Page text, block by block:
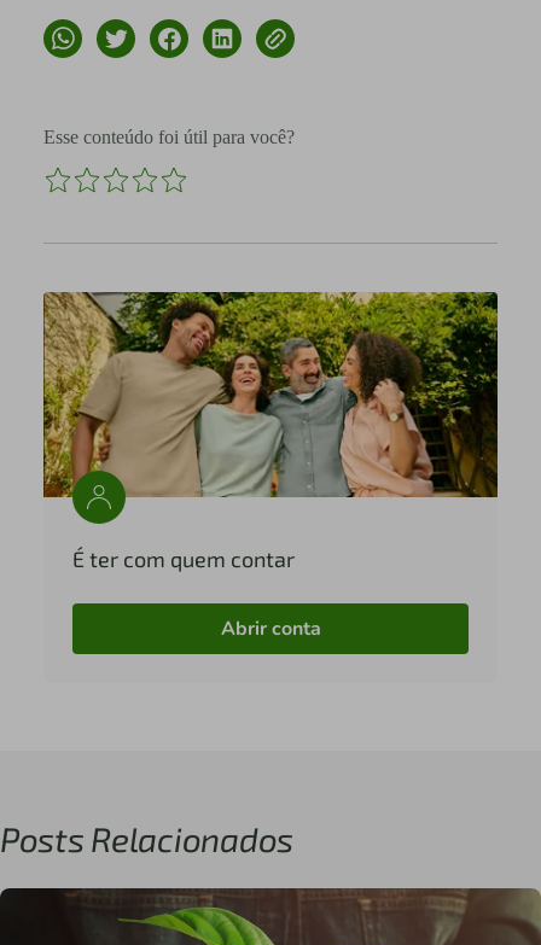
Esse conteúdo foi útil para você?
É ter com quem contar
Abrir conta
Posts Relacionados